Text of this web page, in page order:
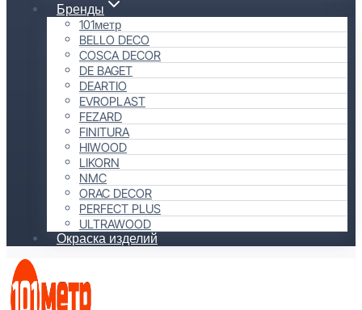
Бренды
101метр
BELLO DECO
COSCA DECOR
DE BAGET
DEARTIO
EVROPLAST
FEZARD
FINITURA
HIWOOD
LIKORN
NMC
ORAC DECOR
PERFECT PLUS
ULTRAWOOD
Окраска изделий